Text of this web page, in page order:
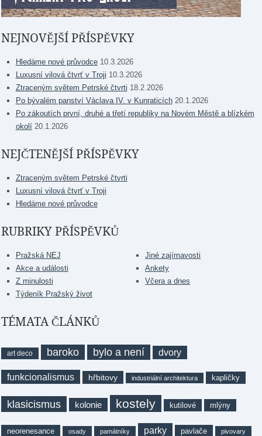
NEJNOVĚJŠÍ PŘÍSPĚVKY
Hledáme nové průvodce 10.3.2026
Luxusní vilová čtvrť v Troji 10.3.2026
Ztraceným světem Petrské čtvrti 18.2.2026
Po bývalém panství Václava IV. v Kunraticích 20.1.2026
Po zákoutích první, druhé a třetí republiky na Novém Městě a blízkém
okolí 20.1.2026
NEJČTENĚJŠÍ PŘÍSPĚVKY
Ztraceným světem Petrské čtvrti
Luxusní vilová čtvrť v Troji
Hledáme nové průvodce
RUBRIKY PŘÍSPĚVKŮ
Pražská NEJ
Akce a události
Z minulosti
Týdeník Pražský život
Jiné zajímavosti
Ankety
Včera a dnes
TÉMATA ČLÁNKŮ
art deco baroko bylo a není dvory
funkcionalismus hřbitovy industriální architektura kapličky
klasicismus kolonie kostely kutilové mlýny
neorenesance osady památníky parky pavlače pivovary